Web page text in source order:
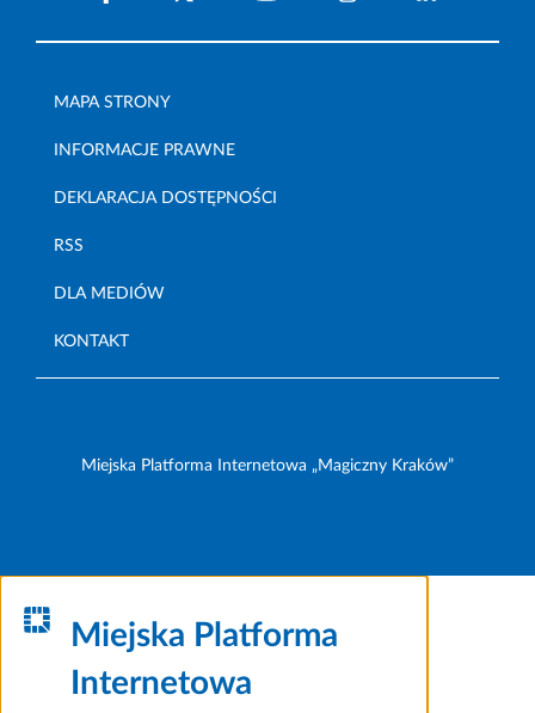
MAPA STRONY
INFORMACJE PRAWNE
DEKLARACJA DOSTĘPNOŚCI
RSS
DLA MEDIÓW
KONTAKT
Miejska Platforma Internetowa „Magiczny Kraków”
Miejska Platforma
Internetowa